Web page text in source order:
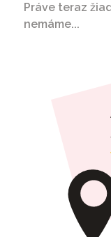
Práve teraz
nemáme...